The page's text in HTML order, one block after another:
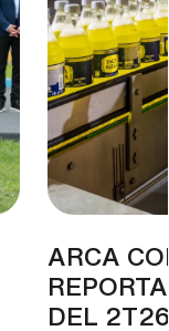
ARCA
DEL